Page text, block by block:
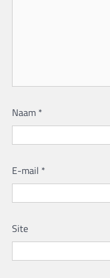
Naam *
E-mail *
Site